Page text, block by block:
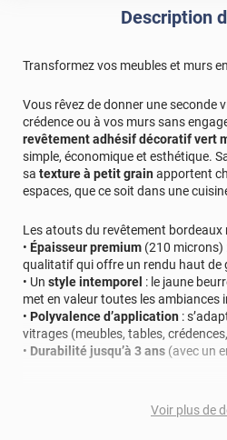
Description
Transformez vos meubles et murs
Vous rêvez de donner une seconde
crédence ou à vos murs sans
revêtement adhésif décoratif vert
simple, économique et esthétique.
sa texture à petit grainapportent
espaces, que ce soit dans une
Les atouts du revêtement bordeaux
• Épaisseur premium (210 microns)
qualitatif qui offre un rendu haut de
• Un style intemporel : le jaune
met en valeur toutes les ambiances
• Polyvalence d’application :
vitrages (meubles, tables,
• Durabilité jusqu’à 3 ans (avec un
• Nettoyez soigneusement laVoir plus de